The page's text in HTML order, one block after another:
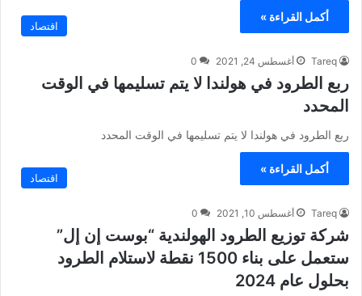
أكمل القراءة »
اقتصاد
Tareq أغسطس 24, 2021 0
ربع الطرود في هولندا لا يتم تسليمها في الوقت
المحدد
ربع الطرود في هولندا لا يتم تسليمها في الوقت المحدد
أكمل القراءة »
اقتصاد
Tareq أغسطس 10, 2021 0
شركة توزيع الطرود الهولندية “بوست إن إل”
ستعمل على بناء 1500 نقطة لاستلام الطرود
بحلول عام 2024